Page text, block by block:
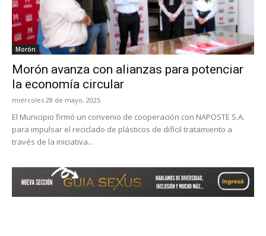
Morón
Morón avanza con alianzas para potenciar
la economía circular
miércoles 28 de mayo, 2025
El Municipio firmó un convenio de cooperación con NAPOSTE S.A.
para impulsar el reciclado de plásticos de difícil tratamiento a
través de la iniciativa...